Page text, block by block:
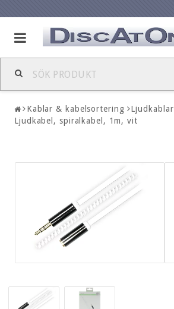
Kablar & kabelsortering Ljudkablar
Ljudkabel, spiralkabel, 1m, vit